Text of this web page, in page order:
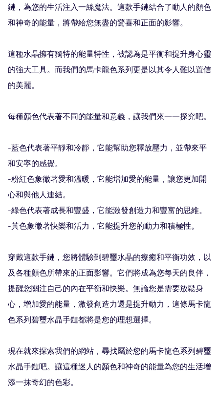
鏈，為您的生活注入一絲魔法。這款手鏈結合了動人的顏色
和神奇的能量，將帶給您無盡的驚喜和正面的影響。
這種水晶擁有獨特的能量特性，被認為是平衡和提升身心靈
的強大工具。而我們的馬卡龍色系列更是以其令人難以置信
的美麗。
每種顏色代表著不同的能量和意義，讓我們來一一探究吧。
-藍色代表著平靜和冷靜，它能幫助您釋放壓力，並帶來平
和安寧的感覺。
-粉紅色象徵著愛和溫暖，它能增加愛的能量，讓您更加開
心和與他人連結。
-綠色代表著成長和豐盛，它能激發創造力和豐富的思維。
-黃色象徵著快樂和活力，它能提升您的動力和積極性。
穿戴這款手鏈，您將體驗到碧璽水晶的療癒和平衡功效，以
及各種顏色所帶來的正面影響。它們將成為您每天的良伴，
提醒您關注自己的內在平衡和快樂。無論您是需要放鬆身
心，增加愛的能量，激發創造力還是提升動力，這條馬卡龍
色系列碧璽水晶手鏈都將是您的理想選擇。
現在就來探索我們的網站，尋找屬於您的馬卡龍色系列碧璽
水晶手鏈吧。讓這種迷人的顏色和神奇的能量為您的生活增
添一抹奇幻的色彩。